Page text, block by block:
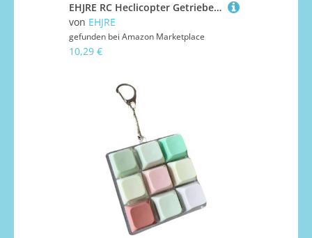
EHJRE RC Heclicopter Getriebe Set Upgrade Teil Zubehör Ersatzteile für Wltoys XK K110 K110S
von EHJRE
gefunden bei Amazon Marketplace
10,29 €